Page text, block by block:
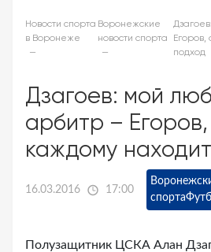
Новости спорта
в Воронеже
Воронежские
новости спорта
Егоров,
подход
Дзагоев: мой
арбитр –
каждому
16.03.2016 17:00
спорта
Полузащитник ЦСКА Алан